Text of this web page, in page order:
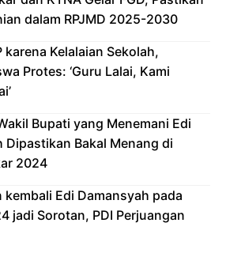
dalam RPJMD 2025-2030
karena Kelalaian Sekolah,
Protes: ‘Guru Lalai, Kami
Bupati yang Menemani Edi
Dipastikan Bakal Menang di
2024
kembali Edi Damansyah pada
jadi Sorotan, PDI Perjuangan